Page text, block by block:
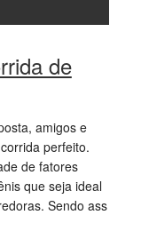
de
amigos e
perfeito.
de fatores
que seja ideal
Sendo ass